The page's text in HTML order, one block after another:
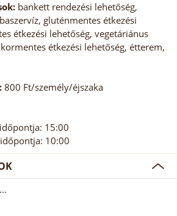
bankett rendezési lehetőség,
gluténmentes étkezési
étkezési lehetőség, vegetáriánus
étkezési lehetőség, étterem,
800 Ft/személy/éjszaka
15:00
10:00